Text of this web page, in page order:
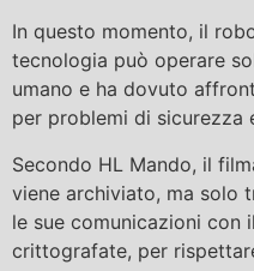
In questo momento, il
tecnologia può operare
umano e ha dovuto
per problemi di sicurezza
Secondo HL Mando, il
viene archiviato, ma solo
le sue comunicazioni
crittografate, per